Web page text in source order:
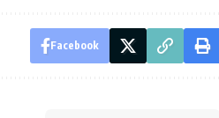
Facebook